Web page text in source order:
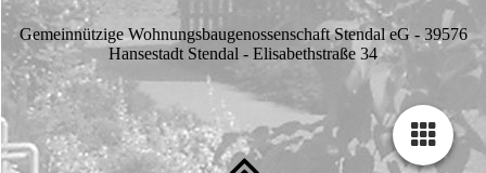
Gemeinnützige Wohnungsbaugenossenschaft Stendal eG - 39576
Hansestadt Stendal - Elisabethstraße 34